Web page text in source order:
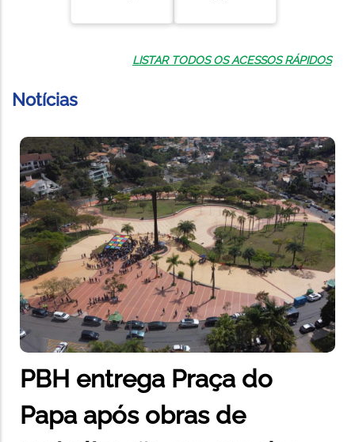
LISTAR TODOS OS ACESSOS RÁPIDOS
Notícias
PBH entrega Praça do
Papa após obras de